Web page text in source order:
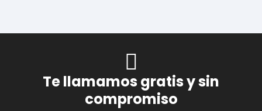
Te llamamos gratis y sin
compromiso